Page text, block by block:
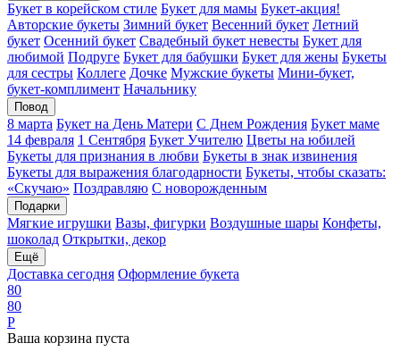
Букет в корейском стиле Букет для мамы Букет-акция!
Авторские букеты Зимний букет Весенний букет Летний
букет Осенний букет Свадебный букет невесты Букет для
любимой Подруге Букет для бабушки Букет для жены Букеты
для сестры Коллеге Дочке Мужские букеты Мини-букет,
букет-комплимент Начальнику
Повод
8 марта Букет на День Матери С Днем Рождения Букет маме
14 февраля 1 Сентября Букет Учителю Цветы на юбилей
Букеты для признания в любви Букеты в знак извинения
Букеты для выражения благодарности Букеты, чтобы сказать:
«Скучаю» Поздравляю С новорожденным
Подарки
Мягкие игрушки Вазы, фигурки Воздушные шары Конфеты,
шоколад Открытки, декор
Ещё
Доставка сегодня Оформление букета
80
80
Р
Ваша корзина пуста